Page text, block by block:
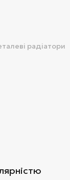
радіатори